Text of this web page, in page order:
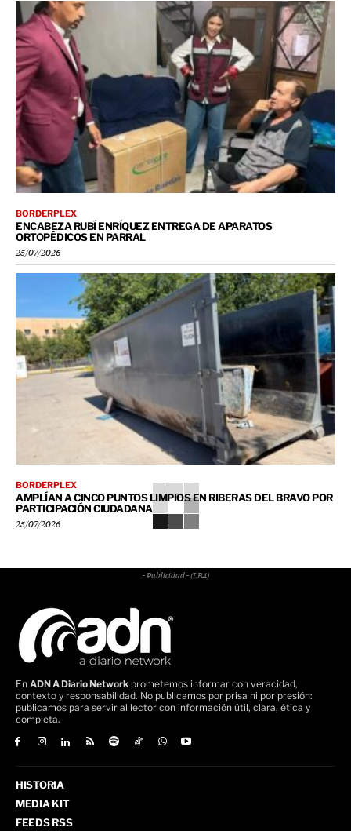
BORDERPLEX
ENCABEZA RUBÍ ENRÍQUEZ ENTREGA DE APARATOS
ORTOPÉDICOS EN PARRAL
25/07/2026
BORDERPLEX
AMPLÍAN A CINCO PUNTOS LIMPIOS EN RIBERAS DEL BRAVO POR
PARTICIPACIÓN CIUDADANA
25/07/2026
- Publicidad - (LB4)
En ADN A Diario Network prometemos informar con veracidad,
contexto y responsabilidad. No publicamos por prisa ni por presión:
publicamos para servir al lector con información útil, clara, ética y
completa.
HISTORIA
MEDIA KIT
FEEDS RSS